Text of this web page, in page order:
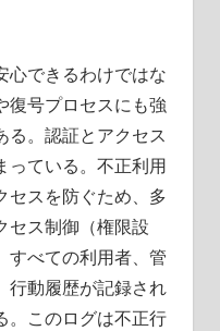
心できるわけではな
復号プロセスにも強
る。認証とアクセス
っている。不正利用
セスを防ぐため、多
セス制御（権限設
すべての利用者、管
行動履歴が記録され
。このログは不正行